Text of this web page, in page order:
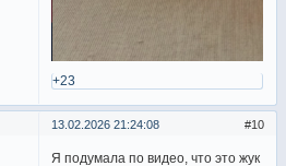
+23
10
13.02.2026 21:24:08
Я подумала по видео, что это жук